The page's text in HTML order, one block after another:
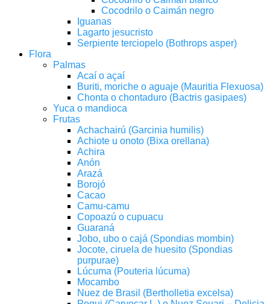
Cocodrilo o Caimán negro
Iguanas
Lagarto jesucristo
Serpiente terciopelo (Bothrops asper)
Flora
Palmas
Acaí o açaí
Buriti, moriche o aguaje (Mauritia Flexuosa)
Chonta o chontaduro (Bactris gasipaes)
Yuca o mandioca
Frutas
Achachairú (Garcinia humilis)
Achiote u onoto (Bixa orellana)
Achira
Anón
Arazá
Borojó
Cacao
Camu-camu
Copoazú o cupuacu
Guaraná
Jobo, ubo o cajá (Spondias mombin)
Jocote, ciruela de huesito (Spondias
purpurae)
Lúcuma (Pouteria lúcuma)
Mocambo
Nuez de Brasil (Bertholletia excelsa)